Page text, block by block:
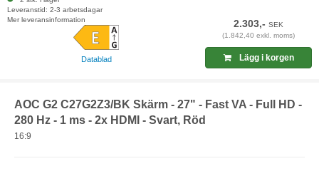
Leveranstid: 2-3 arbetsdagar
Mer leveransinformation
Datablad
2.303,-SEK
(1.842,40 exkl. moms)
Lägg i korgen
AOC G2 C27G2Z3/BK Skärm - 27" - Fast VA - Full HD -
280 Hz - 1 ms - 2x HDMI - Svart, Röd
16:9